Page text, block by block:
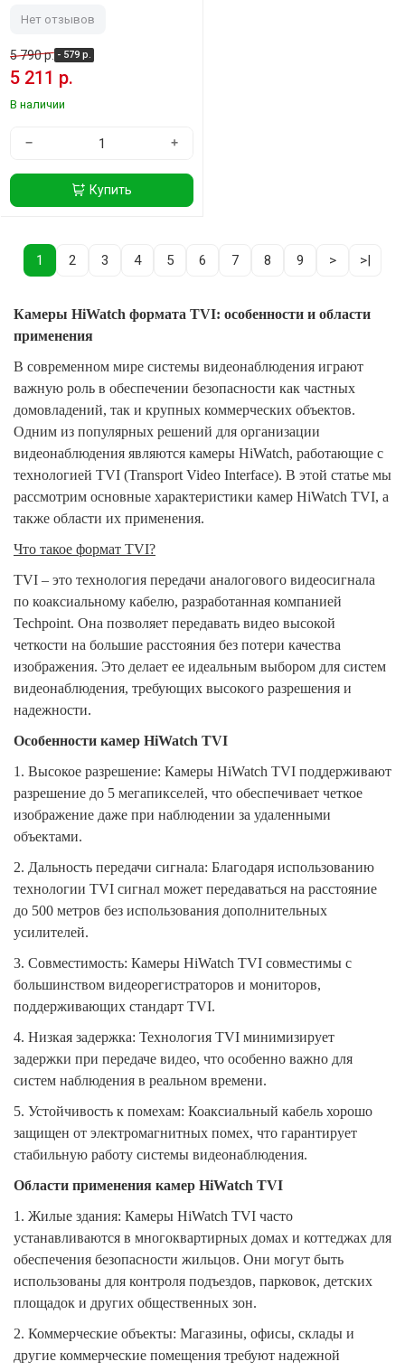
Нет отзывов
5 790 р. - 579 р.
5 211 р.
В наличии
− +
Купить
1 2 3 4 5 6 7 8 9 > >|
Камеры HiWatch формата TVI: особенности и области
применения
В современном мире системы видеонаблюдения играют
важную роль в обеспечении безопасности как частных
домовладений, так и крупных коммерческих объектов.
Одним из популярных решений для организации
видеонаблюдения являются камеры HiWatch, работающие с
технологией TVI (Transport Video Interface). В этой статье мы
рассмотрим основные характеристики камер HiWatch TVI, а
также области их применения.
Что такое формат TVI?
TVI – это технология передачи аналогового видеосигнала
по коаксиальному кабелю, разработанная компанией
Techpoint. Она позволяет передавать видео высокой
четкости на большие расстояния без потери качества
изображения. Это делает ее идеальным выбором для систем
видеонаблюдения, требующих высокого разрешения и
надежности.
Особенности камер HiWatch TVI
1. Высокое разрешение: Камеры HiWatch TVI поддерживают
разрешение до 5 мегапикселей, что обеспечивает четкое
изображение даже при наблюдении за удаленными
объектами.
2. Дальность передачи сигнала: Благодаря использованию
технологии TVI сигнал может передаваться на расстояние
до 500 метров без использования дополнительных
усилителей.
3. Совместимость: Камеры HiWatch TVI совместимы с
большинством видеорегистраторов и мониторов,
поддерживающих стандарт TVI.
4. Низкая задержка: Технология TVI минимизирует
задержки при передаче видео, что особенно важно для
систем наблюдения в реальном времени.
5. Устойчивость к помехам: Коаксиальный кабель хорошо
защищен от электромагнитных помех, что гарантирует
стабильную работу системы видеонаблюдения.
Области применения камер HiWatch TVI
1. Жилые здания: Камеры HiWatch TVI часто
устанавливаются в многоквартирных домах и коттеджах для
обеспечения безопасности жильцов. Они могут быть
использованы для контроля подъездов, парковок, детских
площадок и других общественных зон.
2. Коммерческие объекты: Магазины, офисы, склады и
другие коммерческие помещения требуют надежной